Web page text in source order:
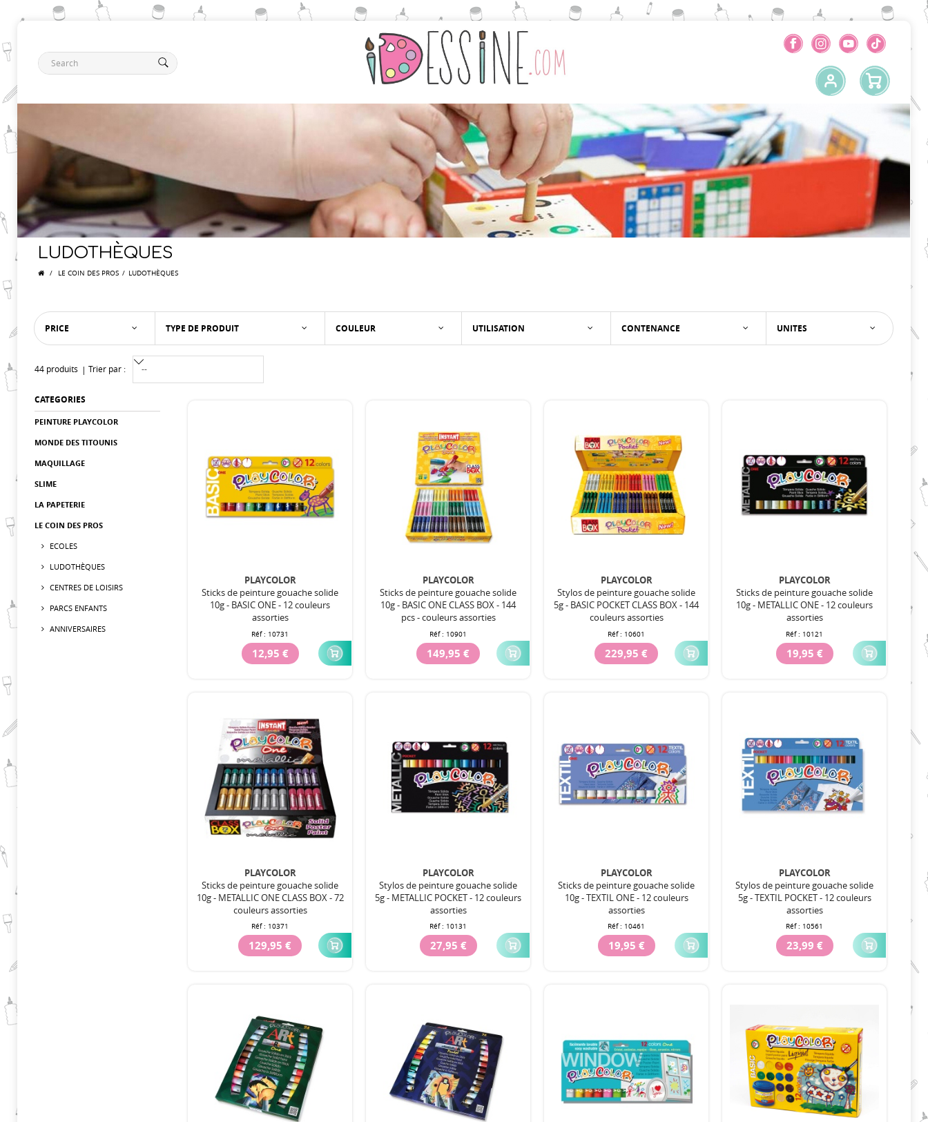
LUDOTHÈQUES
/ LE COIN DES PROS / LUDOTHÈQUES
PRICE TYPE DE PRODUIT COULEUR UTILISATION CONTENANCE UNITES
44 produits Trier par :
CATEGORIES
PEINTURE PLAYCOLOR
MONDE DES TITOUNIS
MAQUILLAGE
SLIME
LA PAPETERIE
LE COIN DES PROS
ECOLES
LUDOTHÈQUES
CENTRES DE LOISIRS
PARCS ENFANTS
ANNIVERSAIRES
PLAYCOLOR
Sticks de peinture gouache solide
10g - BASIC ONE - 12 couleurs
assorties
Réf : 10731
12,95 €
PLAYCOLOR
Sticks de peinture gouache solide
10g - BASIC ONE CLASS BOX - 144
pcs - couleurs assorties
Réf : 10901
149,95 €
PLAYCOLOR
Stylos de peinture gouache solide
5g - BASIC POCKET CLASS BOX - 144
couleurs assorties
Réf : 10601
229,95 €
PLAYCOLOR
Sticks de peinture gouache solide
10g - METALLIC ONE - 12 couleurs
assorties
Réf : 10121
19,95 €
PLAYCOLOR
Sticks de peinture gouache solide
10g - METALLIC ONE CLASS BOX - 72
couleurs assorties
Réf : 10371
129,95 €
PLAYCOLOR
Stylos de peinture gouache solide
5g - METALLIC POCKET - 12 couleurs
assorties
Réf : 10131
27,95 €
PLAYCOLOR
Sticks de peinture gouache solide
10g - TEXTIL ONE - 12 couleurs
assorties
Réf : 10461
19,95 €
PLAYCOLOR
Stylos de peinture gouache solide
5g - TEXTIL POCKET - 12 couleurs
assorties
Réf : 10561
23,99 €